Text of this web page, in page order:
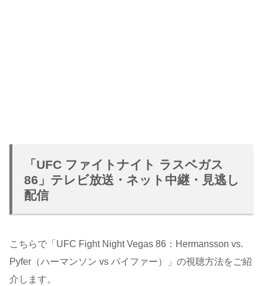
「UFC ファイトナイト ラスベガス
86」テレビ放送・ネット中継・見逃し
配信
こちらで「UFC Fight Night Vegas 86：Hermansson vs.
Pyfer（ハーマンソン vs パイファー）」の視聴方法をご紹
介します。